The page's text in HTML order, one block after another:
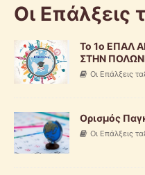
Οι Επάλξεις
To 1o ΕΠΑΛ
ΣΤΗΝ
Οι Επάλξεις
Ορισμός
Οι Επάλξεις